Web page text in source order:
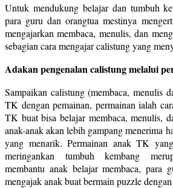
Untuk mendukung belajar dan tumbuh
para guru dan orangtua mestinya
mengajarkan membaca, menulis, dan
sebagian cara mengajar calistung yang
Adakan pengenalan calistung melalui
Sampaikan calistung (membaca, menulis
TK dengan pemainan, permainan ialah
TK buat bisa belajar membaca, menulis,
anak-anak akan lebih gampang menerima
yang menarik. Permainan anak TK
meringankan tumbuh kembang
membantu anak belajar membaca, para
mengajak anak buat bermain puzzle